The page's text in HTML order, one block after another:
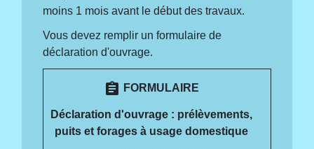
moins 1 mois avant le début des travaux.
Vous devez remplir un formulaire de
déclaration d'ouvrage.
assignment FORMULAIRE
Déclaration d'ouvrage : prélèvements,
puits et forages à usage domestique